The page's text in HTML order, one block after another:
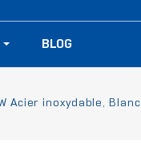
BLOG
Acier inoxydable, Blanc